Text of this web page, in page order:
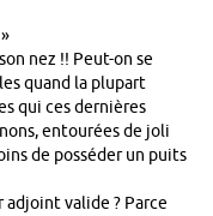
nez !! Peut-on se
quand la plupart
qui ces dernières
entourées de joli
de posséder un puits
adjoint valide ? Parce